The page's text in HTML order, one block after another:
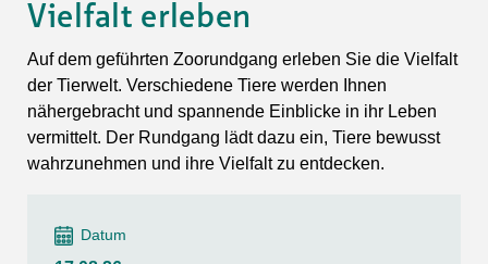
Vielfalt erleben
Auf dem geführten Zoorundgang erleben Sie die Vielfalt
der Tierwelt. Verschiedene Tiere werden Ihnen
nähergebracht und spannende Einblicke in ihr Leben
vermittelt. Der Rundgang lädt dazu ein, Tiere bewusst
wahrzunehmen und ihre Vielfalt zu entdecken.
Datum